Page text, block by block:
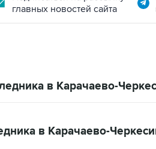
главных новостей сайта
в Карачаево-
в Карачаево-